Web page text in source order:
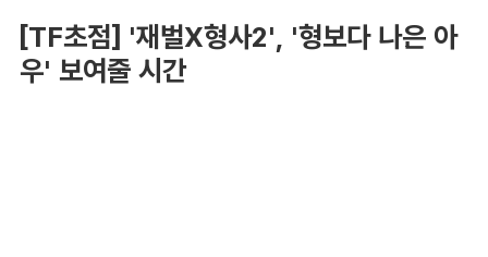
[TF초점] '재벌X형사2', '형보다 나은 아
우' 보여줄 시간